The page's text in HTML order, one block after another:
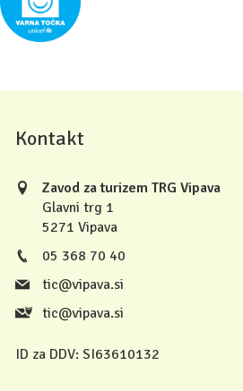
Kontakt
Zavod za turizem TRG Vipava
Glavni trg 1
5271 Vipava
05 368 70 40
tic@vipava.si
tic@vipava.si
ID za DDV: SI63610132